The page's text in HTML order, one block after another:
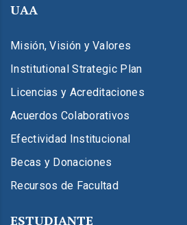
UAA
Misión, Visión y Valores
Institutional Strategic Plan
Licencias y Acreditaciones
Acuerdos Colaborativos
Efectividad Institucional
Becas y Donaciones
Recursos de Facultad
ESTUDIANTE